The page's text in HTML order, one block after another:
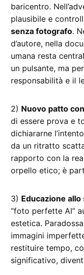
baricentro.
plausibile e
senza fotografo.
d’autore, nella
umana resta
un pulsante, ma
responsabilità e il
2) Nuovo patto
di essere prova e
dichiararne
da un ritratto
rapporto con la
orpello etico; è
3) Educazione
“foto perfette AI”
estetica.
immagini
restituire tempo,
significativo,